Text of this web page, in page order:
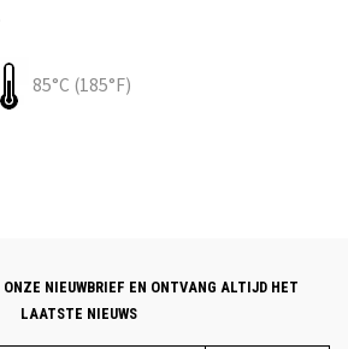
85°C (185°F)
ONZE NIEUWBRIEF EN ONTVANG ALTIJD HET
LAATSTE NIEUWS